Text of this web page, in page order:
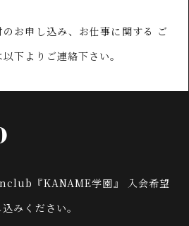
お申し込み、お仕事に関する ご
下よりご連絡下さい。
『KANAME学園』
入会希望
みください。